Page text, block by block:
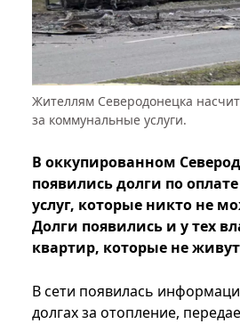
Жителлям Северодонецка
за коммунальные услуги.
В оккупированном
появились долги по
услуг, которые никто не
Долги появились и у тех
квартир, которые не
В сети появилась
долгах за отопление,